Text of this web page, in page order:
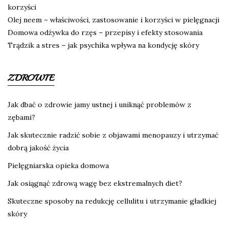
korzyści
Olej neem – właściwości, zastosowanie i korzyści w pielęgnacji
Domowa odżywka do rzęs – przepisy i efekty stosowania
Trądzik a stres – jak psychika wpływa na kondycję skóry
ZDROWIE
Jak dbać o zdrowie jamy ustnej i uniknąć problemów z
zębami?
Jak skutecznie radzić sobie z objawami menopauzy i utrzymać
dobrą jakość życia
Pielęgniarska opieka domowa
Jak osiągnąć zdrową wagę bez ekstremalnych diet?
Skuteczne sposoby na redukcję cellulitu i utrzymanie gładkiej
skóry